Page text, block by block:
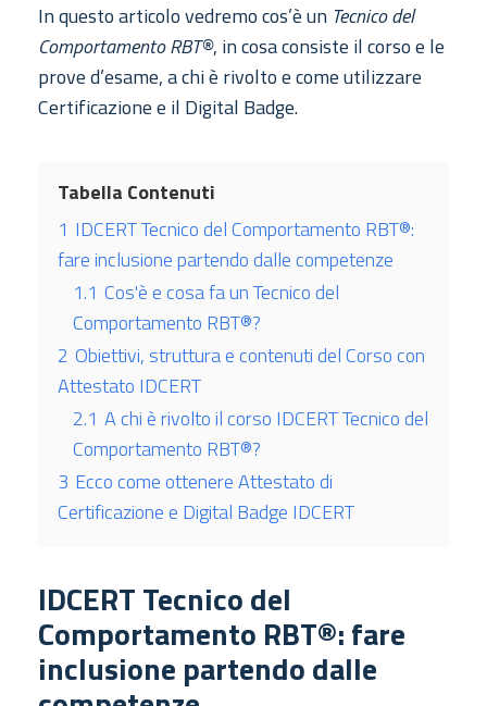
In questo articolo vedremo cos’è un Tecnico del
Comportamento RBT®, in cosa consiste il corso e le
prove d’esame, a chi è rivolto e come utilizzare
Certificazione e il Digital Badge.
Tabella Contenuti
1 IDCERT Tecnico del Comportamento RBT®:
fare inclusione partendo dalle competenze
1.1 Cos'è e cosa fa un Tecnico del
Comportamento RBT®?
2 Obiettivi, struttura e contenuti del Corso con
Attestato IDCERT
2.1 A chi è rivolto il corso IDCERT Tecnico del
Comportamento RBT®?
3 Ecco come ottenere Attestato di
Certificazione e Digital Badge IDCERT
IDCERT Tecnico del
Comportamento RBT®: fare
inclusione partendo dalle